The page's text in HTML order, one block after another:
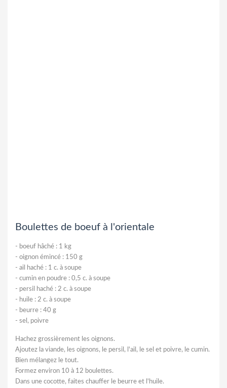
Boulettes de boeuf à l'orientale
- boeuf hâché : 1 kg
- oignon émincé : 150 g
- ail haché : 1 c. à soupe
- cumin en poudre : 0,5 c. à soupe
- persil haché : 2 c. à soupe
- huile : 2 c. à soupe
- beurre : 40 g
- sel, poivre
Hachez grossièrement les oignons.
Ajoutez la viande, les oignons, le persil, l'ail, le sel et poivre, le cumin.
Bien mélangez le tout.
Formez environ 10 à 12 boulettes.
Dans une cocotte, faites chauffer le beurre et l'huile.